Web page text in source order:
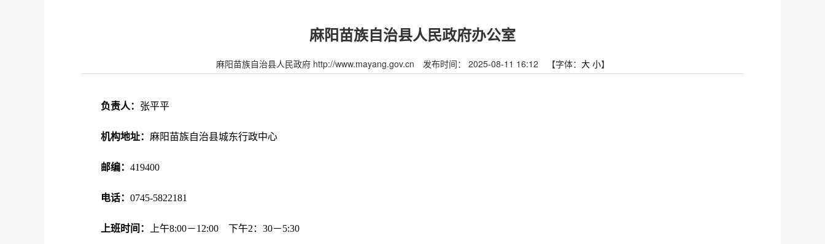
麻阳苗族自治县人民政府办公室
麻阳苗族自治县人民政府 http://www.mayang.gov.cn 发布时间： 2025-08-11 16:12 【字体： 大 小】
负责人： 张平平
机构地址： 麻阳苗族自治县城东行政中心
邮编： 419400
电话： 0745-5822181
上班时间： 上午8:00－12:00 下午2：30－5:30